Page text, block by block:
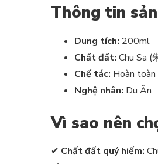
Thông tin
Dung tích: 200ml
Chất đất: Chu Sa (
Chế tác: Hoàn
Nghệ nhân: Du Ân
Vì sao nên
✔ Chất đất quý hiếm: